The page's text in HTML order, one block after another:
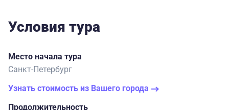
Условия тура
Место начала тура
Санкт-Петербург
Узнать стоимость из Вашего города
Продолжительность